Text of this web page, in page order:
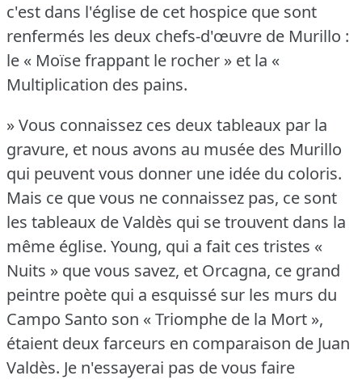
c'est dans l'église de cet hospice que sont
renfermés les deux chefs-d'œuvre de Murillo :
le « Moïse frappant le rocher » et la «
Multiplication des pains.
» Vous connaissez ces deux tableaux par la
gravure, et nous avons au musée des Murillo
qui peuvent vous donner une idée du coloris.
Mais ce que vous ne connaissez pas, ce sont
les tableaux de Valdès qui se trouvent dans la
même église. Young, qui a fait ces tristes «
Nuits » que vous savez, et Orcagna, ce grand
peintre poète qui a esquissé sur les murs du
Campo Santo son « Triomphe de la Mort »,
étaient deux farceurs en comparaison de Juan
Valdès. Je n'essayerai pas de vous faire